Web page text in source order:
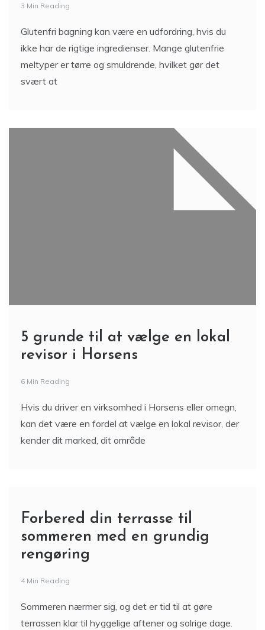
3 Min Reading
Glutenfri bagning kan være en udfordring, hvis du
ikke har de rigtige ingredienser. Mange glutenfrie
meltyper er tørre og smuldrende, hvilket gør det
svært at
5 grunde til at vælge en lokal
revisor i Horsens
6 Min Reading
Hvis du driver en virksomhed i Horsens eller omegn,
kan det være en fordel at vælge en lokal revisor, der
kender dit marked, dit område
Forbered din terrasse til
sommeren med en grundig
rengøring
4 Min Reading
Sommeren nærmer sig, og det er tid til at gøre
terrassen klar til hyggelige aftener og solrige dage.